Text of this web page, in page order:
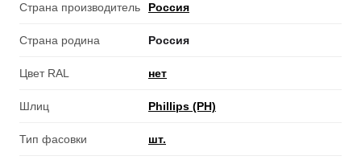
Страна производитель Россия
Страна родина Россия
Цвет RAL нет
Шлиц Phillips (PH)
Тип фасовки шт.